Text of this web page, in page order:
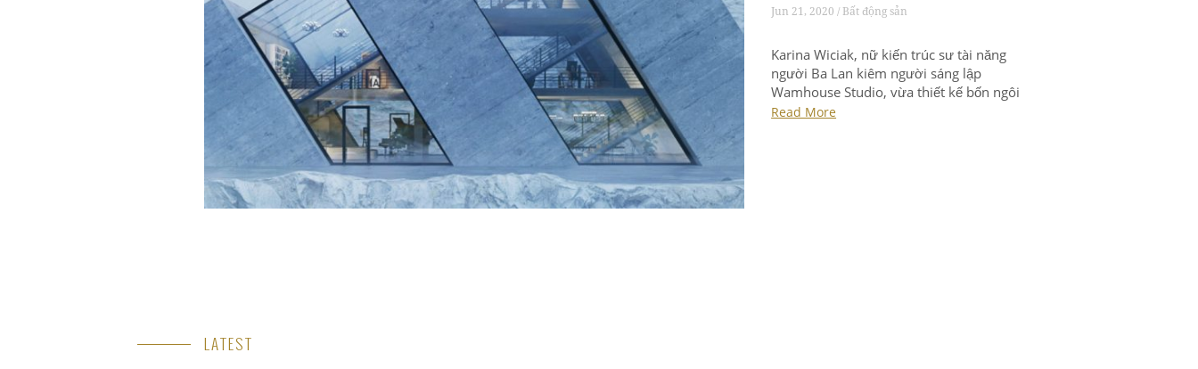
Jun 21, 2020 / Bất động sản
Karina Wiciak, nữ kiến trúc sư tài năng
người Ba Lan kiêm người sáng lập
Wamhouse Studio, vừa thiết kế bốn ngôi
nhà lấy cảm hứng từ logo của các công ty
Read More
LATEST